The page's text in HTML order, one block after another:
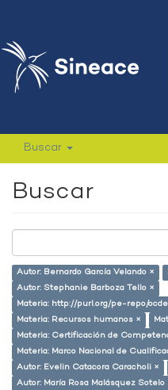
Buscar
Buscar
Autor: Bernardo García Velando ×
Autor: Stephanie Barboza Tello ×
Materia: http://purl.org/pe-repo/
Materia: Recursos humanos ×
Materia: Certificación de
Materia: Marco Nacional de
Autor: Evelin Catacora Caracholi ×
Autor: María Rosa Malásquez Sotelo